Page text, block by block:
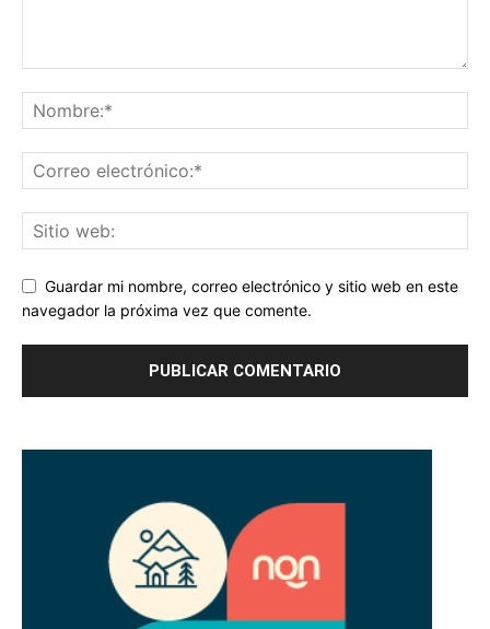
Guardar mi nombre, correo electrónico y sitio web en este
navegador la próxima vez que comente.